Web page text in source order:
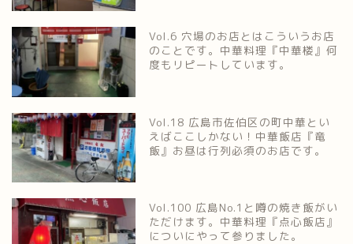
Vol.6 穴場のお店とはこういうお店
のことです。中華料理『中華楼』何
度もリピートしています。
Vol.18 広島市佐伯区の町中華とい
えばここしかない！中華飯店『竜
飯』お昼は行列必須のお店です。
Vol.100 広島No.1と噂の焼き飯がい
ただけます。中華料理『点心飯店』
についにやって参りました。